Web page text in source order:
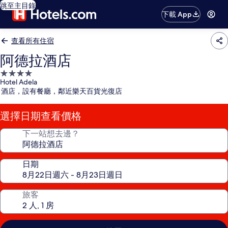
跳至主目錄
下載 App
查看所有住宿
阿德拉酒店
4.0
星
級
住
宿
Hotel Adela
酒店，設有餐廳，鄰近樂天百貨光復店
選擇日期查看價格
下一站想去邊？
日期
旅客